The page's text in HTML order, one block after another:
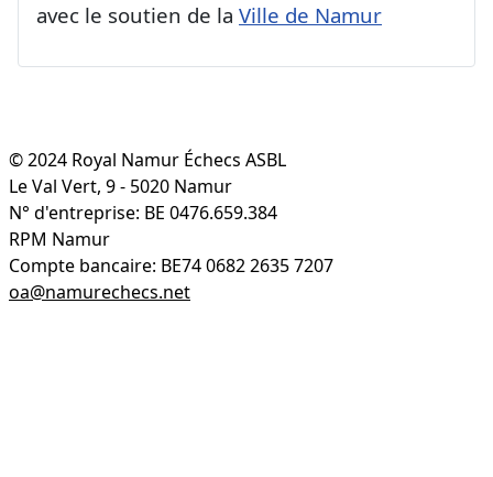
avec le soutien de la Ville de Namur
© 2024 Royal Namur Échecs ASBL
Le Val Vert, 9 - 5020 Namur
N° d'entreprise: BE 0476.659.384
RPM Namur
Compte bancaire: BE74 0682 2635 7207
oa@namurechecs.net